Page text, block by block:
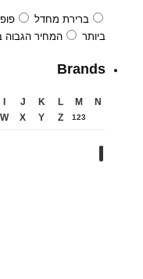
ברירת מחדל
ביותר
המחיר הגבוה
Brands
J K L M
N
W X Y Z 123